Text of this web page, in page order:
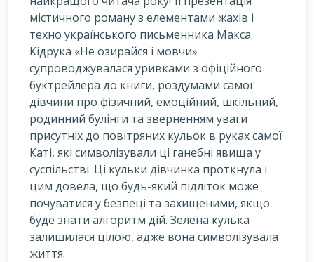
містичного роману з елементами жахів і
техно українського письменника Макса
Кідрука «Не озирайся і мовчи»
супроводжувалася уривками з офіційного
буктрейлера до книги, роздумами самої
дівчини про фізичний, емоційний, шкільний,
родинний булінги та зверненням уваги
присутніх до повітряних кульок в руках самої
Каті, які символізували ці ганебні явища у
суспільстві. Ці кульки дівчинка проткнула і
цим довела, що будь-який підліток може
почуватися у безпеці та захищеними, якщо
буде знати алгоритм дій. Зелена кулька
залишилася цілою, адже вона символізувала
життя.